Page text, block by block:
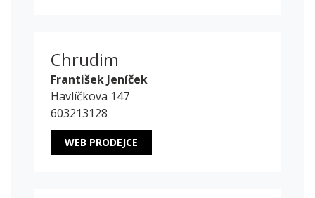
Chrudim
František Jeníček
Havlíčkova 147
603213128
WEB PRODEJCE